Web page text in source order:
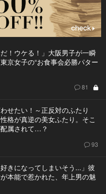
だ！ウケる！」大阪男子が一瞬
京女子の“お食事会必勝パター
81
せたい！～正反対のふたり
格が真逆の美女ふたり。そこ
属されて…？
93
きになってしまいそう...」彼
本能で惹かれた、年上男の魅